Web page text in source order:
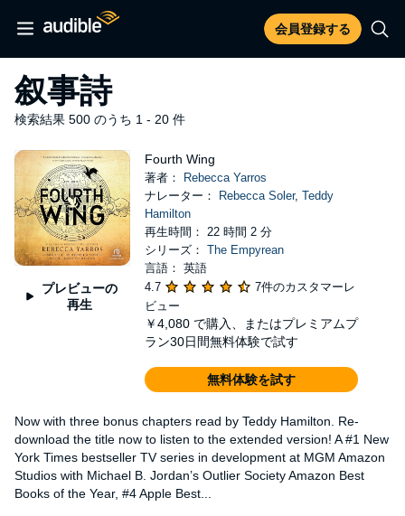
会員登録する
叙事詩
検索結果 500 のうち 1 - 20 件
プレビューの
再生
Fourth Wing
著者：
Rebecca Yarros
ナレーター：
Rebecca Soler, Teddy
Hamilton
再生時間： 22 時間 2 分
シリーズ： The Empyrean
言語： 英語
4.7
7件のカスタマーレ
ビュー
￥4,080 で購入、またはプレミアムプ
ラン30日間無料体験で試す
無料体験を試す
Now with three bonus chapters read by Teddy Hamilton. Re-
download the title now to listen to the extended version! A #1 New
York Times bestseller TV series in development at MGM Amazon
Studios with Michael B. Jordan’s Outlier Society Amazon Best
Books of the Year, #4 Apple Best...